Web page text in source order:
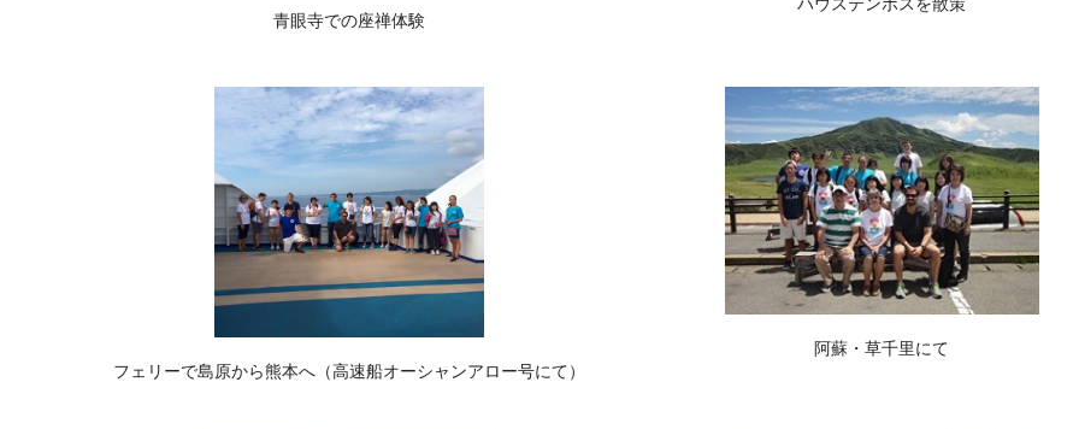
青眼寺での座禅体験
フェリーで島原から熊本へ（高速船オーシャンアロー号にて）
阿蘇・草千里にて